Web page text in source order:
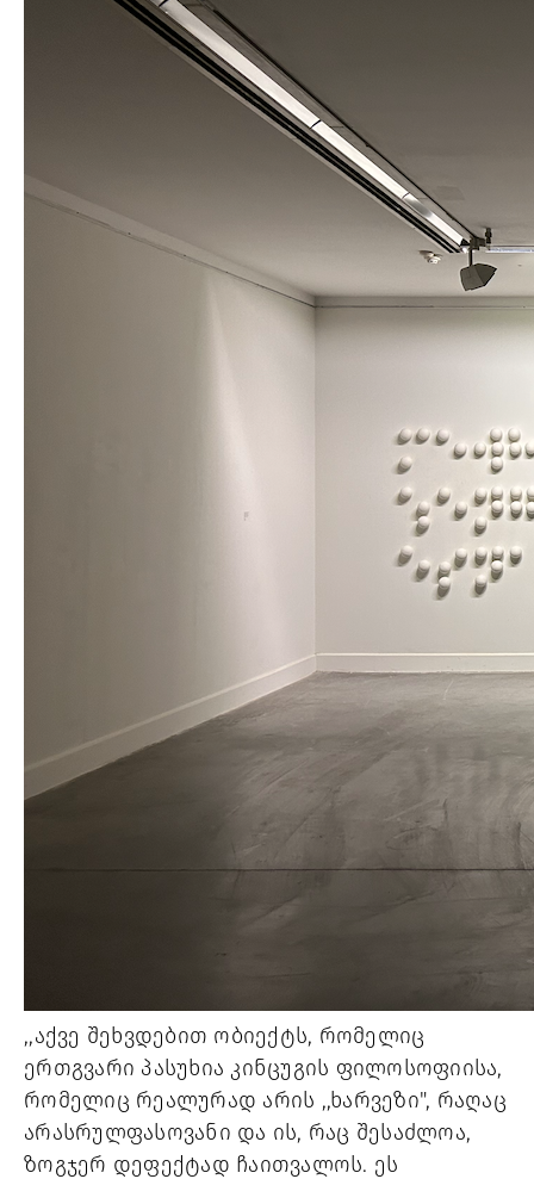
,,აქვე შეხვდებით ობიექტს, რომელიც
ერთგვარი პასუხია კინცუგის ფილოსოფიისა,
რომელიც რეალურად არის ,,ხარვეზი", რაღაც
არასრულფასოვანი და ის, რაც შესაძლოა,
ზოგჯერ დეფექტად ჩაითვალოს. ეს